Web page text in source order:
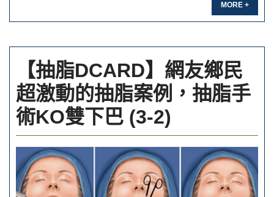
MORE +
【抽脂DCARD】網友鄉民
超激動的抽脂案例，抽脂手
術KO雙下巴 (3-2)